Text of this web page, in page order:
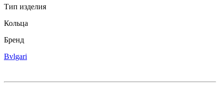
Тип изделия
Кольца
Бренд
Bvlgari